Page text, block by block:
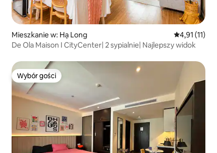
Mieszkanie w: Hạ Long Średnia
4,91 (11)
De Ola Maison I CityCenter| 2 sypialnie| Najlepszy widok
Wybór gości
Wybór gości